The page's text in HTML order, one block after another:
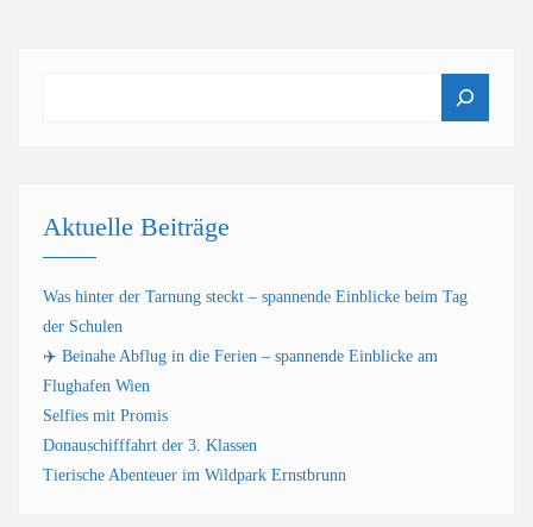
Aktuelle Beiträge
Was hinter der Tarnung steckt – spannende Einblicke beim Tag
der Schulen
✈️ Beinahe Abflug in die Ferien – spannende Einblicke am
Flughafen Wien
Selfies mit Promis
Donauschifffahrt der 3. Klassen
Tierische Abenteuer im Wildpark Ernstbrunn